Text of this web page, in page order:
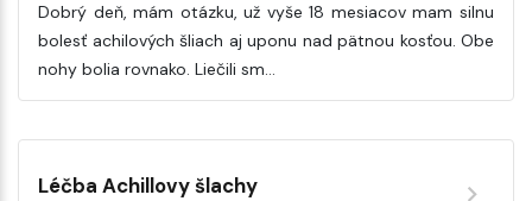
Dobrý deň, mám otázku, už vyše 18 mesiacov mam silnu
bolesť achilových šliach aj uponu nad pätnou kosťou. Obe
nohy bolia rovnako. Liečili sm…
Léčba Achillovy šlachy